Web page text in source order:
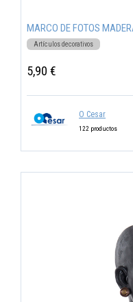
MARCO DE FOTOS
Artículos decorativos
5,90 €
O Cesar
122 productos